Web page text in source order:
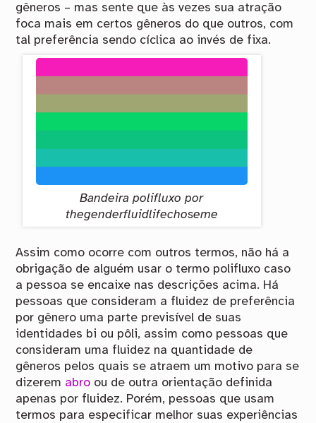
gêneros – mas sente que às vezes sua atração
foca mais em certos gêneros do que outros, com
tal preferência sendo cíclica ao invés de fixa.
Bandeira polifluxo por
thegenderfluidlifechoseme
Assim como ocorre com outros termos, não há a
obrigação de alguém usar o termo polifluxo caso
a pessoa se encaixe nas descrições acima. Há
pessoas que consideram a fluidez de preferência
por gênero uma parte previsível de suas
identidades bi ou pôli, assim como pessoas que
consideram uma fluidez na quantidade de
gêneros pelos quais se atraem um motivo para se
dizerem abro ou de outra orientação definida
apenas por fluidez. Porém, pessoas que usam
termos para especificar melhor suas experiências